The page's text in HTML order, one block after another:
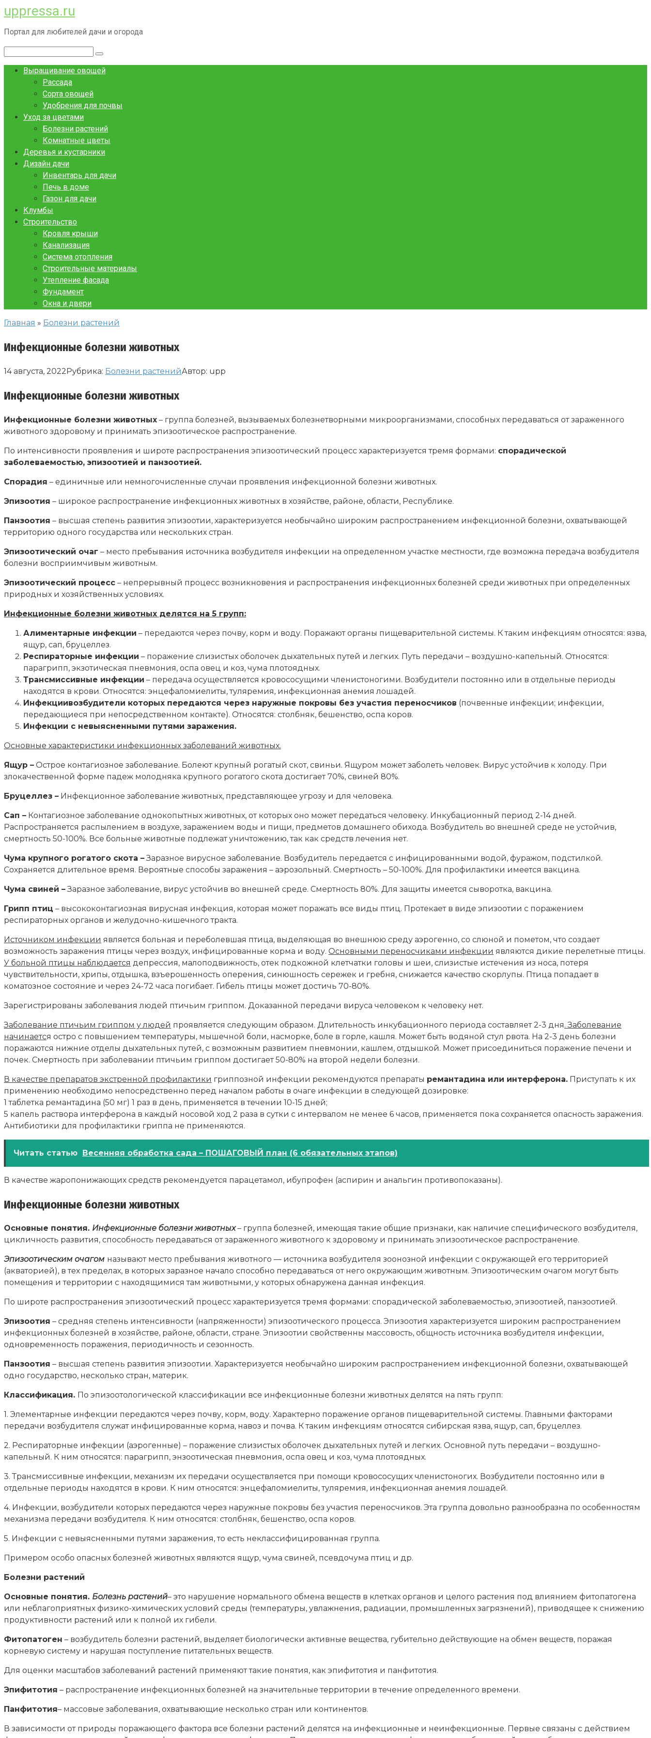
Перейти
к
контенту
uppressa.ru
Портал для любителей дачи и огорода
Выращивание овощей
Рассада
Сорта овощей
Удобрения для почвы
Уход за цветами
Болезни растений
Комнатные цветы
Деревья и кустарники
Дизайн дачи
Инвентарь для дачи
Печь в доме
Газон для дачи
Клумбы
Строительство
Кровля крыши
Канализация
Система отопления
Строительные материалы
Утепление фасада
Фундамент
Окна и двери
Главная » Болезни растений
Инфекционные болезни животных
14 августа, 2022Рубрика: Болезни растенийАвтор: upp
Инфекционные болезни животных
Инфекционные болезни животных – группа болезней, вызываемых болезнетворными микроорганизмами, способных передаваться от зараженного
животного здоровому и принимать эпизоотическое распространение.
По интенсивности проявления и широте распространения эпизоотический процесс характеризуется тремя формами: спорадической
заболеваемостью, эпизоотией и панзоотией.
Спорадия – единичные или немногочисленные случаи проявления инфекционной болезни животных.
Эпизоотия – широкое распространение инфекционных животных в хозяйстве, районе, области, Республике.
Панзоотия – высшая степень развития эпизоотии, характеризуется необычайно широким распространением инфекционной болезни, охватывающей
территорию одного государства или нескольких стран.
Эпизоотический очаг – место пребывания источника возбудителя инфекции на определенном участке местности, где возможна передача возбудителя
болезни восприимчивым животным.
Эпизоотический процесс – непрерывный процесс возникновения и распространения инфекционных болезней среди животных при определенных
природных и хозяйственных условиях.
Инфекционные болезни животных делятся на 5 групп:
Алиментарные инфекции – передаются через почву, корм и воду. Поражают органы пищеварительной системы. К таким инфекциям относятся: язва,
ящур, сап, бруцеллез.
Респираторные инфекции – поражение слизистых оболочек дыхательных путей и легких. Путь передачи – воздушно-капельный. Относятся:
парагрипп, экзотическая пневмония, оспа овец и коз, чума плотоядных.
Трансмиссивные инфекции – передача осуществляется кровососущими членистоногими. Возбудители постоянно или в отдельные периоды
находятся в крови. Относятся: энцефаломиелиты, туляремия, инфекционная анемия лошадей.
Инфекциивозбудители которых передаются через наружные покровы без участия переносчиков (почвенные инфекции; инфекции,
передающиеся при непосредственном контакте). Относятся: столбняк, бешенство, оспа коров.
Инфекции с невыясненными путями заражения.
Основные характеристики инфекционных заболеваний животных.
Ящур – Острое контагиозное заболевание. Болеют крупный рогатый скот, свиньи. Ящуром может заболеть человек. Вирус устойчив к холоду. При
злокачественной форме падеж молодняка крупного рогатого скота достигает 70%, свиней 80%.
Бруцеллез – Инфекционное заболевание животных, представляющее угрозу и для человека.
Сап – Контагиозное заболевание однокопытных животных, от которых оно может передаться человеку. Инкубационный период 2-14 дней.
Распространяется распылением в воздухе, заражением воды и пищи, предметов домашнего обихода. Возбудитель во внешней среде не устойчив,
смертность 50-100%. Все больные животные подлежат уничтожению, так как средств лечения нет.
Чума крупного рогатого скота –Заразное вирусное заболевание. Возбудитель передается с инфицированными водой, фуражом, подстилкой.
Сохраняется длительное время. Вероятные способы заражения – аэрозольный. Смертность – 50-100%. Для профилактики имеется вакцина.
Чума свиней –Заразное заболевание, вирус устойчив во внешней среде. Смертность 80%. Для защиты имеется сыворотка, вакцина.
Грипп птиц – высококонтагиозная вирусная инфекция, которая может поражать все виды птиц. Протекает в виде эпизоотии с поражением
респираторных органов и желудочно-кишечного тракта.
Источником инфекции является больная и переболевшая птица, выделяющая во внешнюю среду аэрогенно, со слюной и пометом, что создает
возможность заражения птицы через воздух, инфицированные корма и воду. Основными переносчиками инфекции являются дикие перелетные птицы.
У больной птицы наблюдается депрессия, малоподвижность, отек подкожной клетчатки головы и шеи, слизистые истечения из носа, потеря
чувствительности, хрипы, отдышка, взъерошенность оперения, синюшность сережек и гребня, снижается качество скорлупы. Птица попадает в
коматозное состояние и через 24-72 часа погибает. Гибель птицы может достичь 70-80%.
Зарегистрированы заболевания людей птичьим гриппом. Доказанной передачи вируса человеком к человеку нет.
Заболевание птичьим гриппом у людей проявляется следующим образом. Длительность инкубационного периода составляет 2-3 дня. Заболевание
начинается остро с повышением температуры, мышечной боли, насморке, боле в горле, кашля. Может быть водяной стул рвота. На 2-3 день болезни
поражаются нижние отделы дыхательных путей, с возможным развитием пневмонии, кашлем, отдышкой. Может присоединиться поражение печени и
почек. Смертность при заболевании птичьим гриппом достигает 50-80% на второй недели болезни.
В качестве препаратов экстренной профилактики гриппозной инфекции рекомендуются препараты ремантадина или интерферона. Приступать к их
применению необходимо непосредственно перед началом работы в очаге инфекции в следующей дозировке:
1 таблетка ремантадина (50 мг) 1 раз в день, применяется в течении 10-15 дней;
5 капель раствора интерферона в каждый носовой ход 2 раза в сутки с интервалом не менее 6 часов, применяется пока сохраняется опасность заражения.
Антибиотики для профилактики гриппа не применяются.
Читать статью Весенняя обработка сада – ПОШАГОВЫЙ план (6 обязательных этапов)
В качестве жаропонижающих средств рекомендуется парацетамол, ибупрофен (аспирин и анальгин противопоказаны).
Инфекционные болезни животных
Основные понятия. Инфекционные болезни животных– группа болезней, имеющая такие общие признаки, как наличие специфического возбудителя,
цикличность развития, способность передаваться от зараженного животного к здоровому и принимать эпизоотическое распространение.
Эпизоотическим очагом называют место пребывания животного — источника возбудителя зоонозной инфекции с окружающей его территорией
(акваторией), в тех пределах, в которых заразное начало способно передаваться от него окружающим животным. Эпизоотическим очагом могут быть
помещения и территории с находящимися там животными, у которых обнаружена данная инфекция.
По широте распространения эпизоотический процесс характеризуется тремя формами: спорадической заболеваемостью, эпизоотией, панзоотией.
Эпизоотия – средняя степень интенсивности (напряженности) эпизоотического процесса. Эпизоотия характеризуется широким распространением
инфекционных болезней в хозяйстве, районе, области, стране. Эпизоотии свойственны массовость, общность источника возбудителя инфекции,
одновременность поражения, периодичность и сезонность.
Панзоотия – высшая степень развития эпизоотии. Характеризуется необычайно широким распространением инфекционной болезни, охватывающей
одно государство, несколько стран, материк.
Классификация. По эпизоотологической классификации все инфекционные болезни животных делятся на пять групп:
1. Элементарные инфекции передаются через почву, корм, воду. Характерно поражение органов пищеварительной системы. Главными факторами
передачи возбудителя служат инфицированные корма, навоз и почва. К таким инфекциям относятся сибирская язва, ящур, сап, бруцеллез.
2. Респираторные инфекции (аэрогенные) – поражение слизистых оболочек дыхательных путей и легких. Основной путь передачи – воздушно-
капельный. К ним относятся: парагрипп, энзоотическая пневмония, оспа овец и коз, чума плотоядных.
3. Трансмиссивные инфекции, механизм их передачи осуществляется при помощи кровососущих членистоногих. Возбудители постоянно или в
отдельные периоды находятся в крови. К ним относятся: энцефаломиелиты, туляремия, инфекционная анемия лошадей.
4. Инфекции, возбудители которых передаются через наружные покровы без участия переносчиков. Эта группа довольно разнообразна по особенностям
механизма передачи возбудителя. К ним относятся: столбняк, бешенство, оспа коров.
5. Инфекции с невыясненными путями заражения, то есть неклассифицированная группа.
Примером особо опасных болезней животных являются ящур, чума свиней, псевдочума птиц и др.
Болезни растений
Основные понятия. Болезнь растений– это нарушение нормального обмена веществ в клетках органов и целого растения под влиянием фитопатогена
или неблагоприятных физико-химических условий среды (температуры, увлажнения, радиации, промышленных загрязнений), приводящее к снижению
продуктивности растений или к полной их гибели.
Фитопатоген – возбудитель болезни растений, выделяет биологически активные вещества, губительно действующие на обмен веществ, поражая
корневую систему и нарушая поступление питательных веществ.
Для оценки масштабов заболеваний растений применяют такие понятия, как эпифитотия и панфитотия.
Эпифитотия – распространение инфекционных болезней на значительные территории в течение определенного времени.
Панфитотия– массовые заболевания, охватывающие несколько стран или континентов.
В зависимости от природы поражающего фактора все болезни растений делятся на инфекционные и неинфекционные. Первые связаны с действием